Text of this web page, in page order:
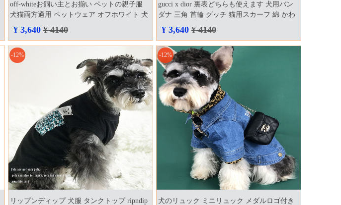
off-whiteお飼い主とお揃い ペットの親子服
犬猫両方適用 ペットウェア オフホワイト 犬
服 ブランド ロゴ 猫服 ペアルック ご主人と
一緒 犬とお揃い オシャレ tシャツ
¥ 3,640 ¥ 4140
gucci x dior 裏表どちらも使えます 犬用バン
ダナ 三角 首輪 グッチ 猫用スカーフ 綿 かわ
いい ドッグ用ネッカチーフ 中型犬 大型犬 人
気 犬用品 ペットグッズ 送料無料
¥ 3,640 ¥ 4140
-12%
リップンディップ 犬服 タンクトップ ripndip
-12%
犬のリュック ミニリュック メダルロゴ付き